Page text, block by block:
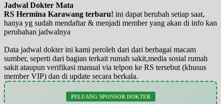
Jadwal Dokter Mata
RS Hermina Karawang terbaru! ini dapat berubah setiap saat,
hanya yg sudah mendaftar & menjadi member yang akan di info kan
perubahan jadwalnya
Data jadwal dokter ini kami peroleh dari dari berbagai macam
sumber, seperti dari bagian terkait rumah sakit,media sosial rumah
sakit ataupun verifikasi manual via telpon ke RS tersebut (khusus
member VIP) dan di update secara berkala.
PELUANG SPONSOR DOKTER